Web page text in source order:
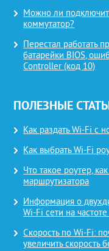
Можно ли
коммутатор?
Перестал работать
батарейки BIOS,
Controller (код 10)
ПОЛЕЗНЫЕ
Как раздать Wi-Fi с
Как выбрать Wi-Fi
Что такое роутер,
маршрутизатора
Информация о
Wi-Fi сети на
Скорость по Wi-Fi:
увеличить скорость